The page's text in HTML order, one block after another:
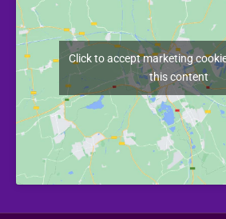
Click to accept marketing
this content